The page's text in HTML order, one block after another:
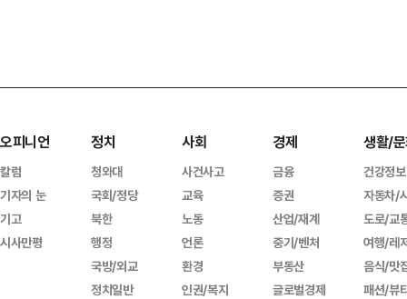
오피니언
칼럼
기자의 눈
기고
시사만평
정치
청와대
국회/정당
북한
행정
국방/외교
정치일반
사회
사건사고
교육
노동
언론
환경
인권/복지
경제
금융
증권
산업/재계
중기/벤처
부동산
글로벌경제
생활/
건강정보
자동차/
도로/교
여행/레
음식/맛
패션/뷰